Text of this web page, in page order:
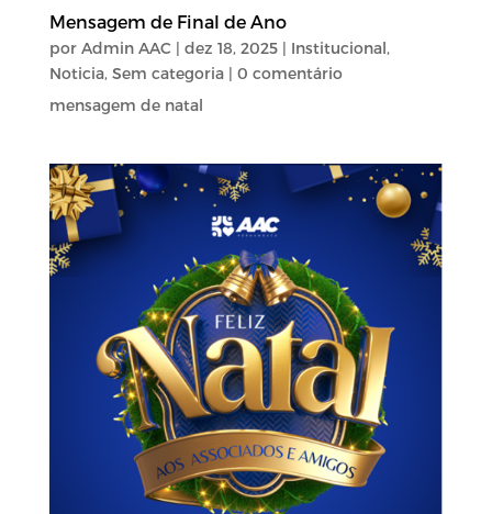
Mensagem de Final de Ano
por Admin AAC | dez 18, 2025| Institucional,
Noticia, Sem categoria| 0 comentário
mensagem de natal